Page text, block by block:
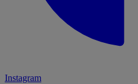
Instagram